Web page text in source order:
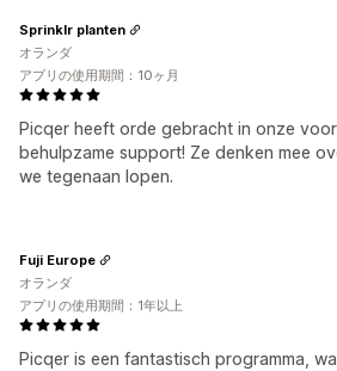
Picqer heeft orde gebracht in onze
behulpzame support! Ze denken mee
we tegenaan lopen.
Sprinklr planten
オランダ
アプリの使用期間：10ヶ月
Picqer is een fantastisch programma,
Fuji Europe
オランダ
アプリの使用期間：1年以上